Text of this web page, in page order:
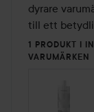
dyrare
till ett
1 PRODUKT I
VARUMÄRKEN